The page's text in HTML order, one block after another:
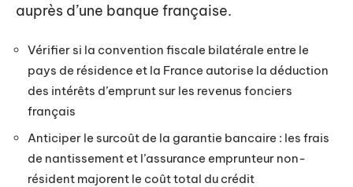
auprès d’une banque française.
Vérifier si la convention fiscale bilatérale entre le
pays de résidence et la France autorise la déduction
des intérêts d’emprunt sur les revenus fonciers
français
Anticiper le surcoût de la garantie bancaire : les frais
de nantissement et l’assurance emprunteur non-
résident majorent le coût total du crédit